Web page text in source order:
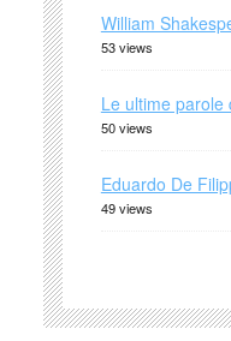
William
53 views
Le ultime parole
50 views
Eduardo De
49 views